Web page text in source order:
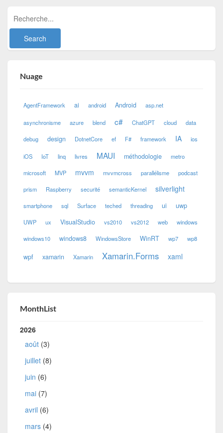
Nuage
AgentFramework ai android Android asp.net
asynchronisme azure blend c# ChatGPT cloud data
debug design DotnetCore ef F# framework IA ios
iOS IoT linq livres MAUI méthodologie metro
microsoft MVP mvvm mvvmcross parallélisme podcast
prism Raspberry securité semanticKernel silverlight
smartphone sql Surface teched threading ui uwp
UWP ux VisualStudio vs2010 vs2012 web windows
windows10 windows8 WindowsStore WinRT wp7 wp8
wpf xamarin Xamarin Xamarin.Forms xaml
MonthList
2026
août (3)
juillet (8)
juin (6)
mai (7)
avril (6)
mars (4)